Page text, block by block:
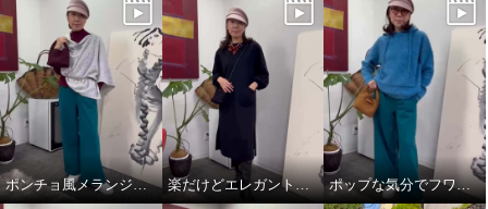
ポンチョ風メランジニットストール 楽だけどエレガントスタイル ポップな気分でフワモコパーカー